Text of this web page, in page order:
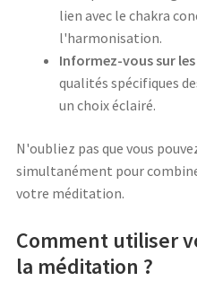
lien avec le chakra
l'harmonisation.
Informez-vous sur
qualités spécifiques
un choix éclairé.
N'oubliez pas que vous
simultanément pour
votre méditation.
Comment utiliser
la méditation ?